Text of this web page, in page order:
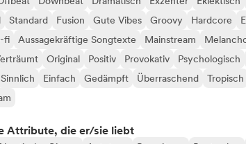
Standard Fusion Gute Vibes Groovy Hardcore
fi Aussagekräftige Songtexte Mainstream
Original Positiv Provokativ Psychologisch
Sinnlich Einfach Gedämpft Überraschend Tropisch
Attribute, die er/sie liebt